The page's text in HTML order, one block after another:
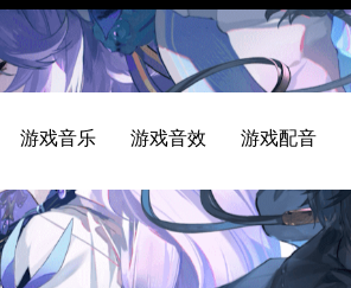
游戏音乐 游戏音效 游戏配音